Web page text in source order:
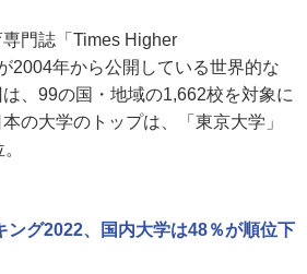
門誌「Times Higher
2004年から公開している世界的な
、99の国・地域の1,662校を対象に
の大学のトップは、「東京大学」
ング2022、国内大学は48％が順位下